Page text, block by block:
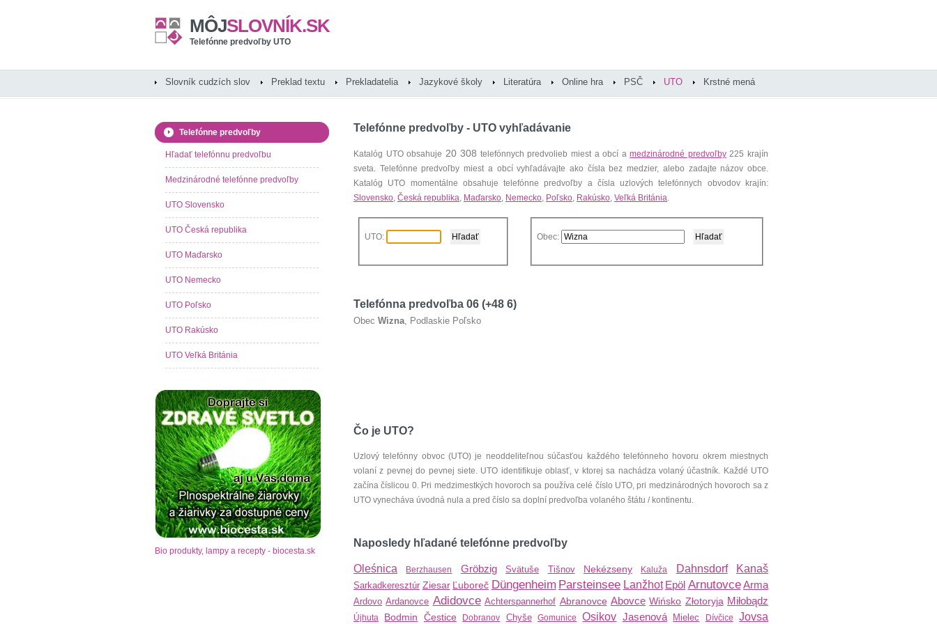
MÔJSLOVNÍK.SK
Telefónne predvoľby UTO
Slovník cudzích slov Preklad textu Prekladatelia Jazykové školy Literatúra Online hra PSČ UTO Krstné mená
Telefónne predvoľby - UTO vyhľadávanie
Katalóg UTO obsahuje 20 308 telefónnych predvolieb miest a obcí amedzinárodné predvoľby225 krajín
sveta. Telefónne predvoľby miest a obcí vyhľadávajte ako čísla bez medzier, alebo zadajte názov obce.
Katalóg UTO momentálne obsahuje telefónne predvoľby a čísla uzlových telefónnych obvodov krajín:
Slovensko, Česká republika, Maďarsko, Nemecko, Poľsko, Rakúsko, Veľká Británia.
UTO: Obec:
Telefónna predvoľba 06 (+48 6)
Obec Wizna, Podlaskie Poľsko
Čo je UTO?
Uzlový telefónny obvoc (UTO) je neoddeliteľnou súčasťou každého telefónneho hovoru okrem miestnych
volaní z pevnej do pevnej siete. UTO identifikuje oblasť, v ktorej sa nachádza volaný účastník. Každé UTO
začína číslicou 0. Pri medzimestkých hovoroch sa používa celé číslo UTO, pri medzinárodných hovoroch sa z
UTO vynecháva úvodná nula a pred číslo sa doplní predvoľba volaného štátu / kontinentu.
Naposledy hľadané telefónne predvoľby
Oleśnica Berzhausen Gröbzig Svätuše Tišnov Nekézseny Kaluža Dahnsdorf Kanaš
Sarkadkeresztúr Ziesar Ľuboreč Düngenheim Parsteinsee Lanžhot Epöl Arnutovce Arma
Ardovo Ardanovce Adidovce Achterspannerhof Abranovce Abovce Wińsko Złotoryja Miłobądz
Újhuta Bodmin Čestice Dobranov Chyše Gomunice Osikov Jasenová Mielec Dívčice Jovsa
Telefónne predvoľby
Hľadať telefónnu predvoľbu
Medzinárodné telefónne predvoľby
UTO Slovensko
UTO Česká republika
UTO Maďarsko
UTO Nemecko
UTO Poľsko
UTO Rakúsko
UTO Veľká Británia
Bio produkty, lampy a recepty - biocesta.sk